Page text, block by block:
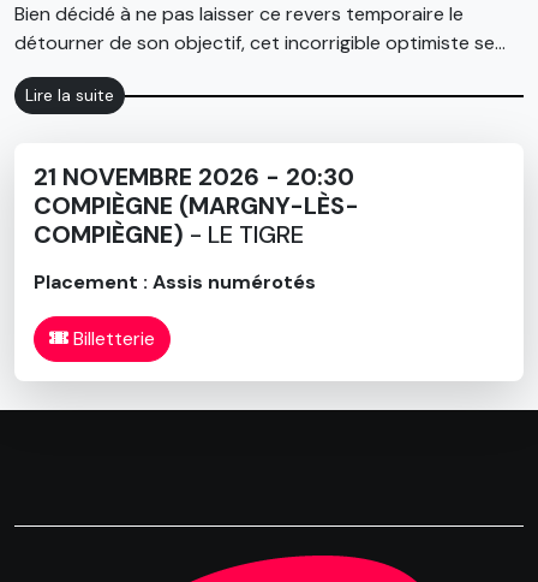
Bien décidé à ne pas laisser ce revers temporaire le
détourner de son objectif, cet incorrigible optimiste se
lance dans une quête éperdue de la félicité.
La morale de ce mémorable voyage initiatique pourrait,
enfants."
Lire la suite
21 NOVEMBRE 2026 - 20:30
COMPIÈGNE (MARGNY-LÈS-
COMPIÈGNE) - LE TIGRE
Placement : Assis numérotés
Billetterie